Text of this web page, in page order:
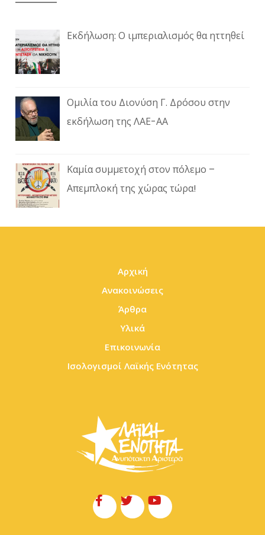
Εκδήλωση: Ο ιμπεριαλισμός θα ηττηθεί
Ομιλία του Διονύση Γ. Δρόσου στην
εκδήλωση της ΛΑΕ-ΑΑ
Καμία συμμετοχή στον πόλεμο –
Απεμπλοκή της χώρας τώρα!
Αρχική
Ανακοινώσεις
Άρθρα
Υλικά
Επικοινωνία
Ισολογισμοί Λαϊκής Ενότητας